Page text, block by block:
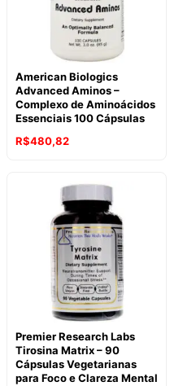
American Biologics
Advanced Aminos –
Complexo de Aminoácidos
Essenciais 100 Cápsulas
R$480,82
Premier Research Labs
Tirosina Matrix – 90
Cápsulas Vegetarianas
para Foco e Clareza Mental